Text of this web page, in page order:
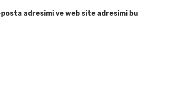
posta adresimi ve web site adresimi bu